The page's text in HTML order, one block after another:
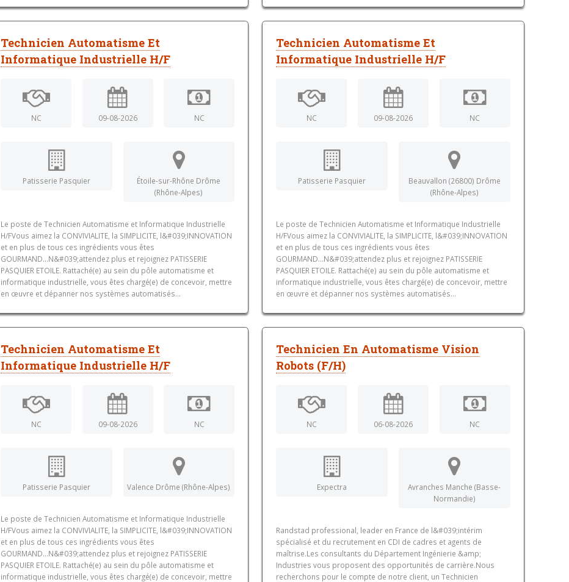
Technicien Automatisme Et
Informatique Industrielle H/F
NC 09-08-2026 NC
Patisserie Pasquier
Étoile-sur-Rhône Drôme
(Rhône-Alpes)
Le poste de Technicien Automatisme et Informatique Industrielle
H/FVous aimez la CONVIVIALITE, la SIMPLICITE, l&#039;INNOVATION
et en plus de tous ces ingrédients vous êtes
GOURMAND...N&#039;attendez plus et rejoignez PATISSERIE
PASQUIER ETOILE. Rattaché(e) au sein du pôle automatisme et
informatique industrielle, vous êtes chargé(e) de concevoir, mettre
en œuvre et dépanner nos systèmes automatisés...
Technicien Automatisme Et
Informatique Industrielle H/F
NC 09-08-2026 NC
Patisserie Pasquier
Beauvallon (26800) Drôme
(Rhône-Alpes)
Le poste de Technicien Automatisme et Informatique Industrielle
H/FVous aimez la CONVIVIALITE, la SIMPLICITE, l&#039;INNOVATION
et en plus de tous ces ingrédients vous êtes
GOURMAND...N&#039;attendez plus et rejoignez PATISSERIE
PASQUIER ETOILE. Rattaché(e) au sein du pôle automatisme et
informatique industrielle, vous êtes chargé(e) de concevoir, mettre
en œuvre et dépanner nos systèmes automatisés...
Technicien Automatisme Et
Informatique Industrielle H/F
NC 09-08-2026 NC
Patisserie Pasquier Valence Drôme (Rhône-Alpes)
Le poste de Technicien Automatisme et Informatique Industrielle
H/FVous aimez la CONVIVIALITE, la SIMPLICITE, l&#039;INNOVATION
et en plus de tous ces ingrédients vous êtes
GOURMAND...N&#039;attendez plus et rejoignez PATISSERIE
PASQUIER ETOILE. Rattaché(e) au sein du pôle automatisme et
informatique industrielle, vous êtes chargé(e) de concevoir, mettre
Technicien En Automatisme Vision
Robots (F/H)
NC 06-08-2026 NC
Expectra
Avranches Manche (Basse-
Normandie)
Randstad professional, leader en France de l&#039;intérim
spécialisé et du recrutement en CDI de cadres et agents de
maîtrise.Les consultants du Département Ingénierie &amp;
Industries vous proposent des opportunités de carrière.Nous
recherchons pour le compte de notre client, un Technicien